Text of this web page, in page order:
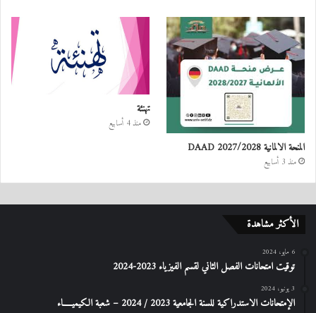
المنحة الالمانية DAAD 2027/2028
منذ 3 أسابيع
تهنئة
منذ 4 أسابيع
الأكثر مشاهدة
6 مايو، 2024
توقيت امتحانات الفصل الثاني لقسم الفيزياء 2023-2024
3 يونيو، 2024
الإمتحانات الاستدراكیة للسنة الجامعیة 2023 / 2024 – شعبة الكیمیـــــاء